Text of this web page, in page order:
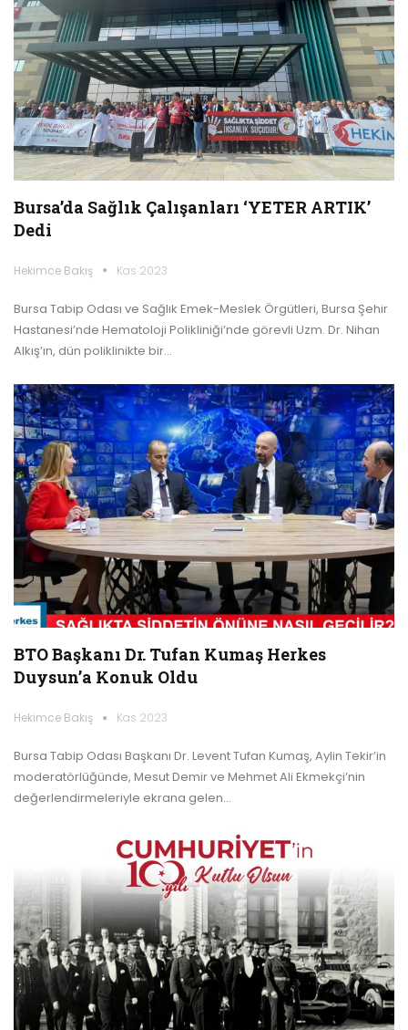
Bursa’da Sağlık Çalışanları ‘YETER ARTIK’
Dedi
Hekimce Bakış Kas 2023
Bursa Tabip Odası ve Sağlık Emek-Meslek Örgütleri, Bursa Şehir
Hastanesi’nde Hematoloji Polikliniği’nde görevli Uzm. Dr. Nihan
Alkış’ın, dün poliklinikte bir…
BTO Başkanı Dr. Tufan Kumaş Herkes
Duysun’a Konuk Oldu
Hekimce Bakış Kas 2023
Bursa Tabip Odası Başkanı Dr. Levent Tufan Kumaş, Aylin Tekir’in
moderatörlüğünde, Mesut Demir ve Mehmet Ali Ekmekçi’nin
değerlendirmeleriyle ekrana gelen…